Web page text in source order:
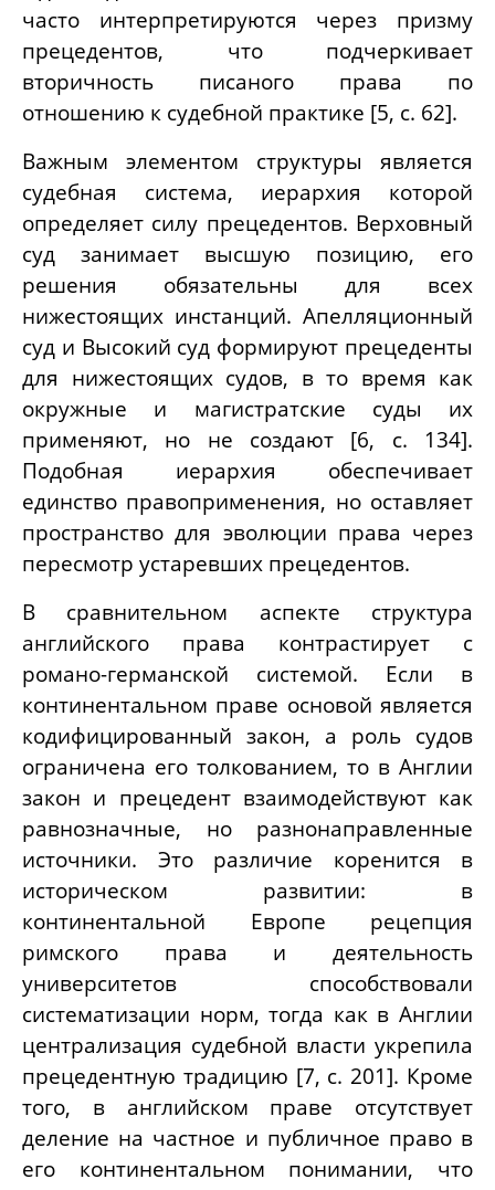
часто интерпретируются через призму
прецедентов, что подчеркивает
вторичность писаного права по
отношению к судебной практике [5, с. 62].
Важным элементом структуры является
судебная система, иерархия которой
определяет силу прецедентов. Верховный
суд занимает высшую позицию, его
решения обязательны для всех
нижестоящих инстанций. Апелляционный
суд и Высокий суд формируют прецеденты
для нижестоящих судов, в то время как
окружные и магистратские суды их
применяют, но не создают [6, с. 134].
Подобная иерархия обеспечивает
единство правоприменения, но оставляет
пространство для эволюции права через
пересмотр устаревших прецедентов.
В сравнительном аспекте структура
английского права контрастирует с
романо-германской системой. Если в
континентальном праве основой является
кодифицированный закон, а роль судов
ограничена его толкованием, то в Англии
закон и прецедент взаимодействуют как
равнозначные, но разнонаправленные
источники. Это различие коренится в
историческом развитии: в
континентальной Европе рецепция
римского права и деятельность
университетов способствовали
систематизации норм, тогда как в Англии
централизация судебной власти укрепила
прецедентную традицию [7, с. 201]. Кроме
того, в английском праве отсутствует
деление на частное и публичное право в
его континентальном понимании, что